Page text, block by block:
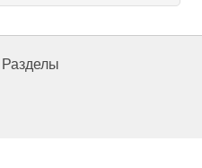
Разделы